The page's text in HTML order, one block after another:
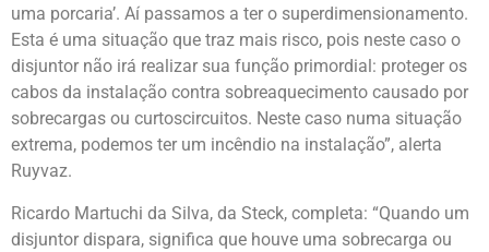
uma porcaria’. Aí passamos a ter o superdimensionamento.
Esta é uma situação que traz mais risco, pois neste caso o
disjuntor não irá realizar sua função primordial: proteger os
cabos da instalação contra sobreaquecimento causado por
sobrecargas ou curtoscircuitos. Neste caso numa situação
extrema, podemos ter um incêndio na instalação”, alerta
Ruyvaz.
Ricardo Martuchi da Silva, da Steck, completa: “Quando um
disjuntor dispara, significa que houve uma sobrecarga ou